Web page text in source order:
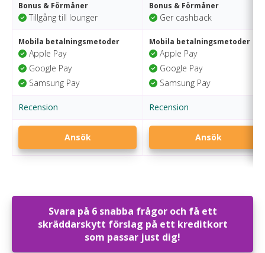
Bonus & Förmåner
Tillgång till lounger
Bonus & Förmåner
Ger cashback
Mobila betalningsmetoder
Apple Pay
Google Pay
Samsung Pay
Mobila betalningsmetoder
Apple Pay
Google Pay
Samsung Pay
Recension Recension
Ansök Ansök
Svara på 6 snabba frågor och få ett
skräddarskytt förslag på ett kreditkort
som passar just dig!